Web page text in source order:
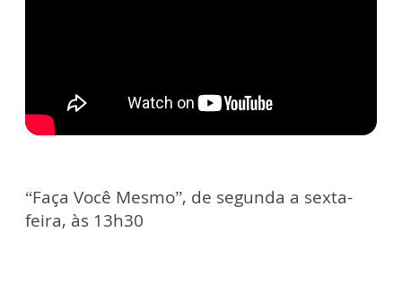
“Faça Você Mesmo”, de segunda a sexta-
feira, às 13h30